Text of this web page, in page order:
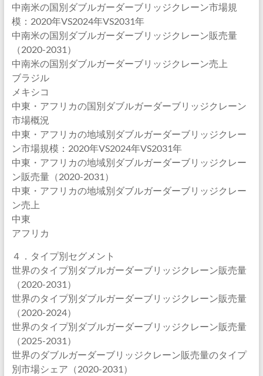
中南米の国別ダブルガーダーブリッジクレーン市場規
模：2020年VS2024年VS2031年
中南米の国別ダブルガーダーブリッジクレーン販売量
（2020-2031）
中南米の国別ダブルガーダーブリッジクレーン売上
ブラジル
メキシコ
中東・アフリカの国別ダブルガーダーブリッジクレーン
市場概況
中東・アフリカの地域別ダブルガーダーブリッジクレー
ン市場規模：2020年VS2024年VS2031年
中東・アフリカの地域別ダブルガーダーブリッジクレー
ン販売量（2020-2031）
中東・アフリカの地域別ダブルガーダーブリッジクレー
ン売上
中東
アフリカ
４．タイプ別セグメント
世界のタイプ別ダブルガーダーブリッジクレーン販売量
（2020-2031）
世界のタイプ別ダブルガーダーブリッジクレーン販売量
（2020-2024）
世界のタイプ別ダブルガーダーブリッジクレーン販売量
（2025-2031）
世界のダブルガーダーブリッジクレーン販売量のタイプ
別市場シェア（2020-2031）